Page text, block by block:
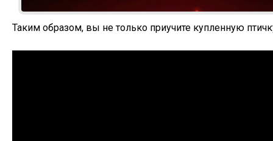
Таким образом, вы не только приучите купленную